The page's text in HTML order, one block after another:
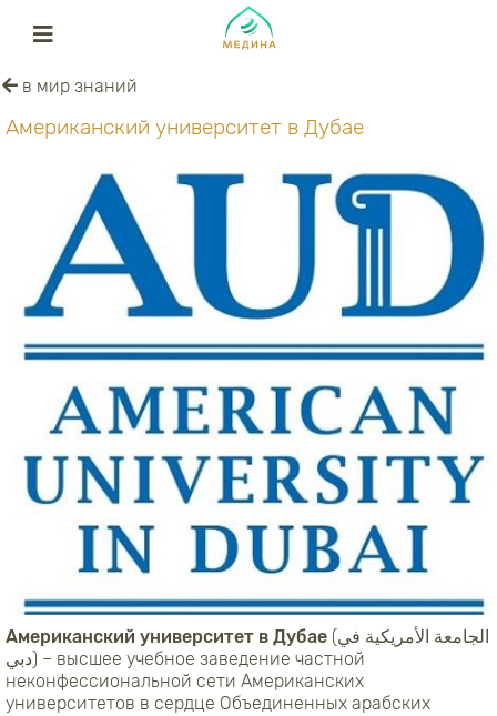
в мир знаний
Американский университет в Дубае
Американский университет в Дубае (الجامعة الأمريكية في
دبي) – высшее учебное заведение частной
неконфессиональной сети Американских
университетов в сердце Объединенных арабских